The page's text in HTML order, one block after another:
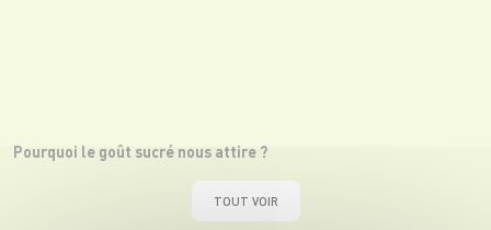
Pourquoi le goût sucré nous attire ?
TOUT VOIR